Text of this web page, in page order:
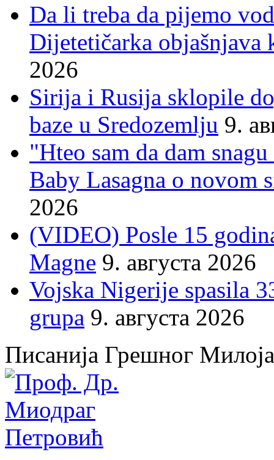
Da li treba da pijemo
Dijetetičarka
2026
Sirija i Rusija sklopile
baze u Sredozemlju 9.
"Hteo sam da dam
Baby Lasagna o novom
2026
(VIDEO) Posle 15
Magne 9. августа 2026
Vojska Nigerije spasila
grupa 9. августа 2026
Писанија Грешног Милоја